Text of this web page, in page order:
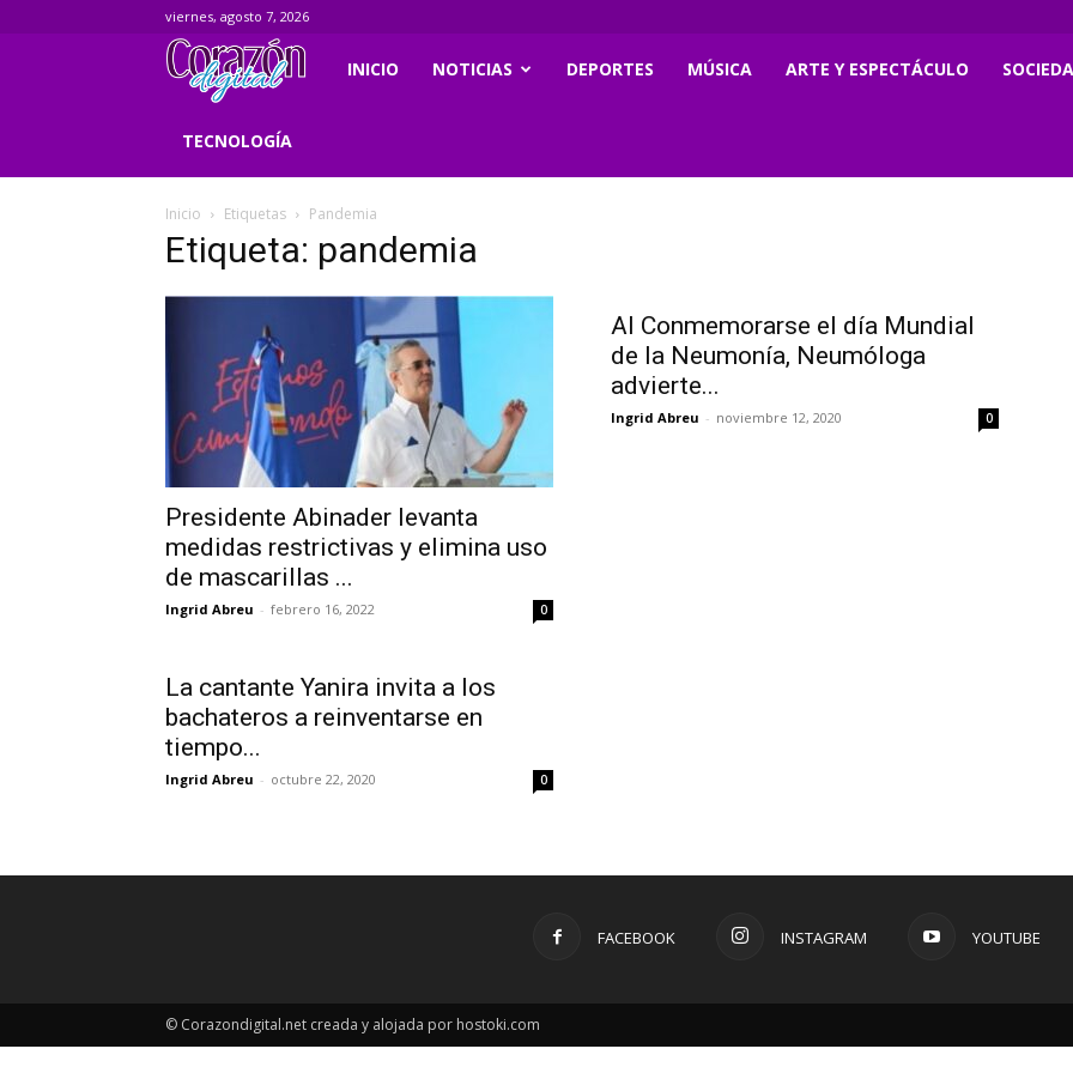
viernes, agosto 7, 2026
Corazondigital.net
INICIO NOTICIAS DEPORTES MÚSICA ARTE Y ESPECTÁCULO
TECNOLOGÍA
Inicio Etiquetas Pandemia
Etiqueta: pandemia
Presidente Abinader levanta
medidas restrictivas y elimina uso
de mascarillas ...
Ingrid Abreu - febrero 16, 2022 0
Al Conmemorarse el día Mundial
de la Neumonía, Neumóloga
advierte...
Ingrid Abreu - noviembre 12, 2020 0
La cantante Yanira invita a los
bachateros a reinventarse en
tiempo...
Ingrid Abreu - octubre 22, 2020 0
FACEBOOK INSTAGRAM YOUTUBE
© Corazondigital.net creada y alojada por hostoki.com